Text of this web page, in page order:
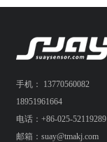
手机： 13770560082
18951961664
电话：+86-025-52119289
邮箱：suay@tmakj.com